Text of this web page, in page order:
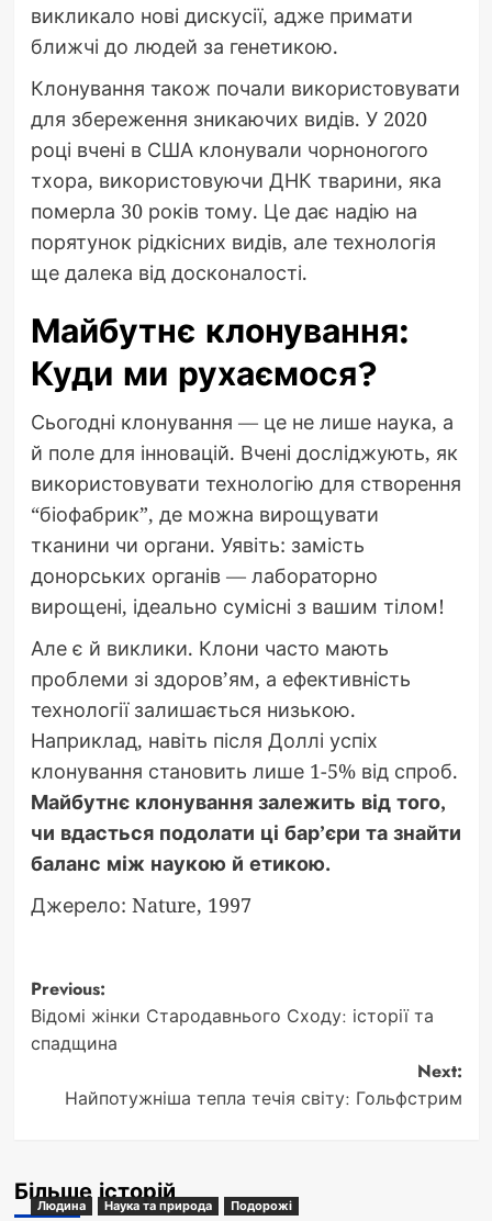
викликало нові дискусії, адже примати
ближчі до людей за генетикою.
Клонування також почали використовувати
для збереження зникаючих видів. У 2020
році вчені в США клонували чорноногого
тхора, використовуючи ДНК тварини, яка
померла 30 років тому. Це дає надію на
порятунок рідкісних видів, але технологія
ще далека від досконалості.
Майбутнє клонування:
Куди ми рухаємося?
Сьогодні клонування — це не лише наука, а
й поле для інновацій. Вчені досліджують, як
використовувати технологію для створення
“біофабрик”, де можна вирощувати
тканини чи органи. Уявіть: замість
донорських органів — лабораторно
вирощені, ідеально сумісні з вашим тілом!
Але є й виклики. Клони часто мають
проблеми зі здоров’ям, а ефективність
технології залишається низькою.
Наприклад, навіть після Доллі успіх
клонування становить лише 1-5% від спроб.
Майбутнє клонування залежить від того,
чи вдасться подолати ці бар’єри та знайти
баланс між наукою й етикою.
Джерело: Nature, 1997
Post
navigation
Previous:
Відомі жінки Стародавнього Сходу: історії та
спадщина
Next:
Найпотужніша тепла течія світу: Гольфстрим
Більше історій
Людина Наука та природа Подорожі